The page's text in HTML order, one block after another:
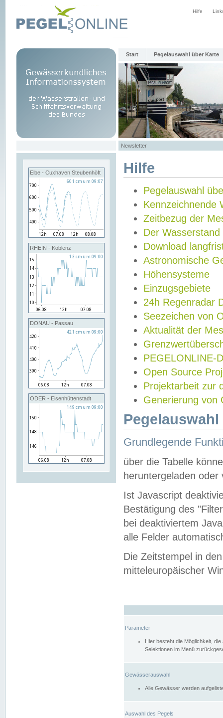
Hilfe
Start Pegelauswahl über Karte
Newsletter
Elbe - Cuxhaven Steubenhöft
RHEIN - Koblenz
DONAU - Passau
ODER - Eisenhüttenstadt
Hilfe
Pegelauswahl
Kennzeichnende
Zeitbezug der
Der Wasserstand
Download
Astronomische
Höhensysteme
Einzugsgebiete
24h Regenradar
Seezeichen von
Aktualität der
PEGELONLINE-
Open Source
Projektarbeit zur
Generierung von
Grundlegende
über die Tabelle
heruntergeladen oder
Ist Javascript
Bestätigung des
bei deaktiviertem
alle Felder
Die Zeitstempel in
mitteleuropäischer
Parameter
Hier besteht die Möglichkeit,
Selektionen im Menü
Gewässerauswahl
Alle Gewässer werden
Auswahl des Pegels